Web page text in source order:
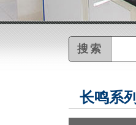
搜索
长鸣系列